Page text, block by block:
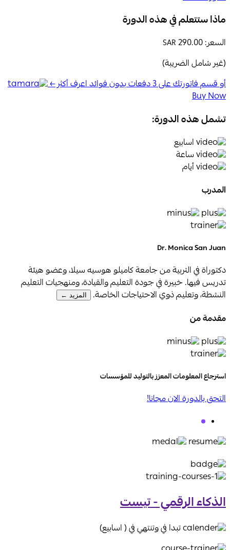
ماذا ستتعلم في هذه الدورة
السعر: SAR 290.00
(غير شامل الضريبة)
أو قسم فاتورتك على 3 دفعات بدون فوائد اعرف أكثر ←
Buy Now
تشمل هذه الدورة:
اسابيع
ساعة
أيام
المدرب
Dr. Monica San Juan
دكتوراة في التربية من جامعة كاميلو هوسيه سيلا، وعضو هيئة
تدريس فيها. خبيرة في جودة التعليم والقيادة، ومنهجيات التعليم
النشطة، وتعليم ذوي الاحتياجات الخاصة.
المزيد ←
مقدمة من
استرجاع المعلومات المعزز بالتوليد للمؤسسات
التحق بالدورة الان مجانا!
الذكاء الرقمي - تيست
تبدا في وتنتهي في ( اسابيع)